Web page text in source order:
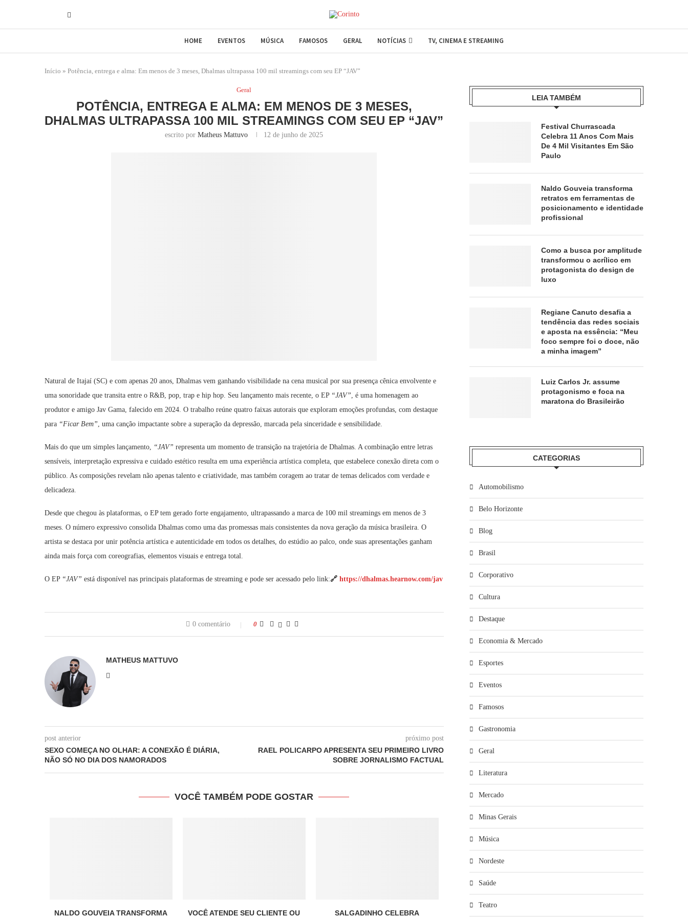
HOME EVENTOS MÚSICA FAMOSOS GERAL NOTÍCIAS TV, CINEMA E STREAMING
Início » Potência, entrega e alma: Em menos de 3 meses, Dhalmas ultrapassa 100 mil streamings com seu EP “JAV”
Geral
POTÊNCIA, ENTREGA E ALMA: EM MENOS DE 3 MESES,
DHALMAS ULTRAPASSA 100 MIL STREAMINGS COM SEU EP “JAV”
escrito porMatheus Mattuvo 12 de junho de 2025
Natural de Itajaí (SC) e com apenas 20 anos, Dhalmas vem ganhando visibilidade na cena musical por sua presença cênica envolvente e
uma sonoridade que transita entre o R&B, pop, trap e hip hop. Seu lançamento mais recente, o EP “JAV”, é uma homenagem ao
produtor e amigo Jav Gama, falecido em 2024. O trabalho reúne quatro faixas autorais que exploram emoções profundas, com destaque
para “Ficar Bem”, uma canção impactante sobre a superação da depressão, marcada pela sinceridade e sensibilidade.
Mais do que um simples lançamento, “JAV” representa um momento de transição na trajetória de Dhalmas. A combinação entre letras
sensíveis, interpretação expressiva e cuidado estético resulta em uma experiência artística completa, que estabelece conexão direta com o
público. As composições revelam não apenas talento e criatividade, mas também coragem ao tratar de temas delicados com verdade e
delicadeza.
Desde que chegou às plataformas, o EP tem gerado forte engajamento, ultrapassando a marca de 100 mil streamings em menos de 3
meses. O número expressivo consolida Dhalmas como uma das promessas mais consistentes da nova geração da música brasileira. O
artista se destaca por unir potência artística e autenticidade em todos os detalhes, do estúdio ao palco, onde suas apresentações ganham
ainda mais força com coreografias, elementos visuais e entrega total.
O EP “JAV” está disponível nas principais plataformas de streaming e pode ser acessado pelo link:🔗 https://dhalmas.hearnow.com/jav
0 comentário 0
MATHEUS MATTUVO
post anterior
SEXO COMEÇA NO OLHAR: A CONEXÃO É DIÁRIA,
NÃO SÓ NO DIA DOS NAMORADOS
próximo post
RAEL POLICARPO APRESENTA SEU PRIMEIRO LIVRO
SOBRE JORNALISMO FACTUAL
VOCÊ TAMBÉM PODE GOSTAR
NALDO GOUVEIA TRANSFORMA VOCÊ ATENDE SEU CLIENTE OU SALGADINHO CELEBRA
LEIA TAMBÉM
Festival Churrascada
Celebra 11 Anos Com Mais
De 4 Mil Visitantes Em São
Paulo
Naldo Gouveia transforma
retratos em ferramentas de
posicionamento e identidade
profissional
Como a busca por amplitude
transformou o acrílico em
protagonista do design de
luxo
Regiane Canuto desafia a
tendência das redes sociais
e aposta na essência: “Meu
foco sempre foi o doce, não
a minha imagem”
Luiz Carlos Jr. assume
protagonismo e foca na
maratona do Brasileirão
CATEGORIAS
Automobilismo
Belo Horizonte
Blog
Brasil
Corporativo
Cultura
Destaque
Economia & Mercado
Esportes
Eventos
Famosos
Gastronomia
Geral
Literatura
Mercado
Minas Gerais
Música
Nordeste
Saúde
Teatro